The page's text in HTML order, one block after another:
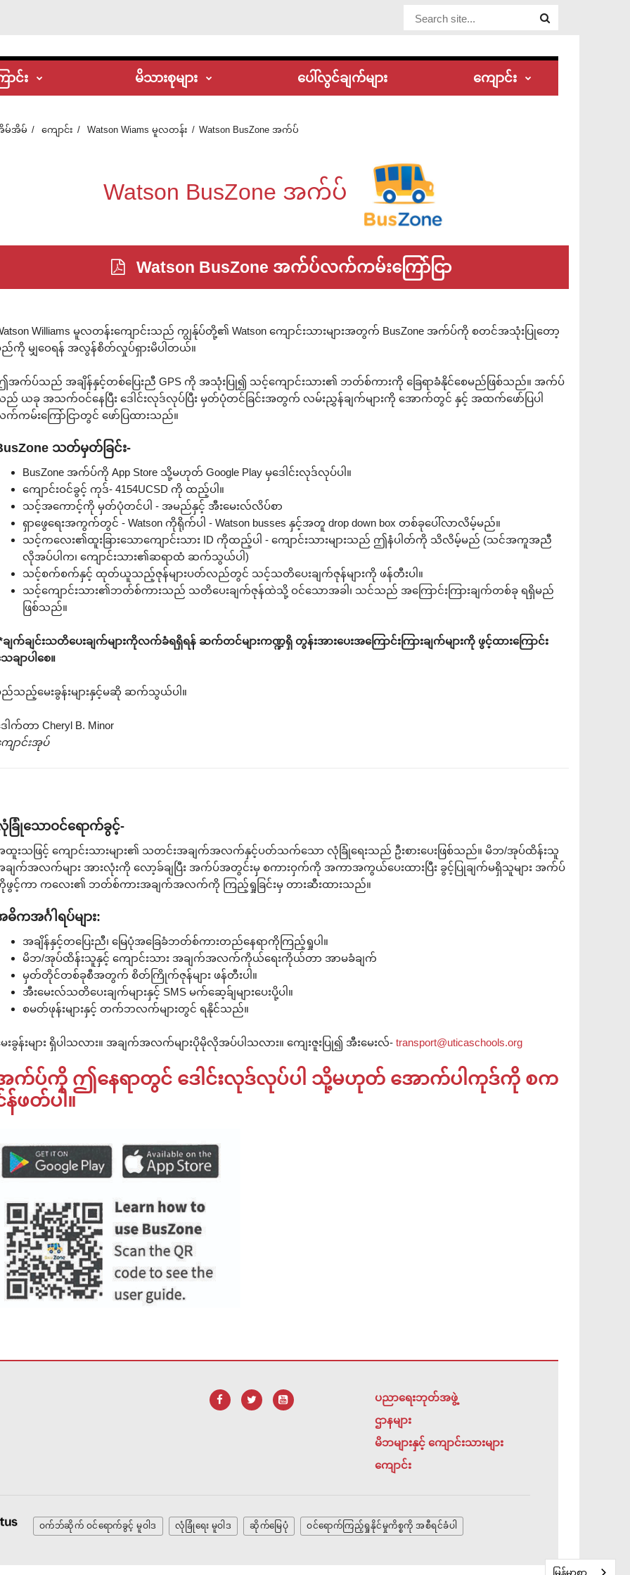
Website
င်း မိသားစုများ ပေါ်လွင်ချက်များ ကျောင်း
မ်အိမ် ကျောင်း Watson Wiams မူလတန်း Watson BusZone အက်ပ်
Watson BusZone အက်ပ်
Watson BusZone အက်ပ်လက်ကမ်းကြော်ငြာ
Williams မူလတန်းကျောင်းသည် ကျွန်ုပ်တို့၏ Watson ကျောင်းသားများအတွက် BusZone အက်ပ်ကို စတင်အသုံးပြုတော့
ကို မျှဝေရန် အလွန်စိတ်လှုပ်ရှားမိပါတယ်။
က်ပ်သည် အချိန်နှင့်တစ်ပြေးညီ GPS ကို အသုံးပြု၍ သင့်ကျောင်းသား၏ ဘတ်စ်ကားကို ခြေရာခံနိုင်စေမည်ဖြစ်သည်။ အက်ပ်
ယခု အသက်ဝင်နေပြီး ဒေါင်းလုဒ်လုပ်ပြီး မှတ်ပုံတင်ခြင်းအတွက် လမ်းညွှန်ချက်များကို အောက်တွင် နှင့် အထက်ဖော်ပြပါ
ကမ်းကြော်ငြာတွင် ဖော်ပြထားသည်။
သတ်မှတ်ခြင်း-
BusZone အက်ပ်ကို App Store သို့မဟုတ် Google Play မှဒေါင်းလုဒ်လုပ်ပါ။
ကျောင်းဝင်ခွင့် ကုဒ်- 4154UCSD ကို ထည့်ပါ။
သင့်အကောင့်ကို မှတ်ပုံတင်ပါ - အမည်နှင့် အီးမေးလ်လိပ်စာ
ရှာဖွေရေးအကွက်တွင် - Watson ကိုရိုက်ပါ - Watson busses နှင့်အတူ drop down box တစ်ခုပေါ်လာလိမ့်မည်။
သင့်ကလေး၏ထူးခြားသောကျောင်းသား ID ကိုထည့်ပါ - ကျောင်းသားများသည် ဤနံပါတ်ကို သိလိမ့်မည် (သင်အကူအညီ
လိုအပ်ပါက၊ ကျောင်းသား၏ဆရာထံ ဆက်သွယ်ပါ)
သင့်စက်စက်နှင့် ထုတ်ယူသည့်ဇုန်များပတ်လည်တွင် သင့်သတိပေးချက်ဇုန်များကို ဖန်တီးပါ။
သင့်ကျောင်းသား၏ဘတ်စ်ကားသည် သတိပေးချက်ဇုန်ထဲသို့ ဝင်သောအခါ၊ သင်သည် အကြောင်းကြားချက်တစ်ခု ရရှိမည်
ဖြစ်သည်။
ချက်ချင်းသတိပေးချက်များကိုလက်ခံရရှိရန် ဆက်တင်များကဏ္ဍရှိ တွန်းအားပေးအကြောင်းကြားချက်များကို ဖွင့်ထားကြောင်း
ချာပါစေ။
သည့်မေးခွန်းများနှင့်မဆို ဆက်သွယ်ပါ။
ါက်တာ Cheryl B. Minor
ောင်းအုပ်
ခြုံသောဝင်ရောက်ခွင့်-
းသဖြင့် ကျောင်းသားများ၏ သတင်းအချက်အလက်နှင့်ပတ်သက်သော လုံခြုံရေးသည် ဦးစားပေးဖြစ်သည်။ မိဘ/အုပ်ထိန်းသူ
ျက်အလက်များ အားလုံးကို လော့ခ်ချပြီး အက်ပ်အတွင်းမှ စကားဝှက်ကို အကာအကွယ်ပေးထားပြီး ခွင့်ပြုချက်မရှိသူများ အက်ပ်
ဖွင့်ကာ ကလေး၏ ဘတ်စ်ကားအချက်အလက်ကို ကြည့်ရှုခြင်းမှ တားဆီးထားသည်။
ကအင်္ဂါရပ်များ:
အချိန်နှင့်တပြေးညီ၊ မြေပုံအခြေခံဘတ်စ်ကားတည်နေရာကိုကြည့်ရှုပါ။
မိဘ/အုပ်ထိန်းသူနှင့် ကျောင်းသား အချက်အလက်ကိုယ်ရေးကိုယ်တာ အာမခံချက်
မှတ်တိုင်တစ်ခုစီအတွက် စိတ်ကြိုက်ဇုန်များ ဖန်တီးပါ။
အီးမေးလ်သတိပေးချက်များနှင့် SMS မက်ဆေ့ခ်ျများပေးပို့ပါ။
စမတ်ဖုန်းများနှင့် တက်ဘလက်များတွင် ရနိုင်သည်။
းခွန်းများ ရှိပါသလား။ အချက်အလက်များပိုမိုလိုအပ်ပါသလား။ ကျေးဇူးပြု၍ အီးမေးလ်- transport@uticaschools.org
က်ပ်ကို ဤနေရာတွင် ဒေါင်းလုဒ်လုပ်ပါ သို့မဟုတ် အောက်ပါကုဒ်ကို စက
န်ဖတ်ပါ။
ပညာရေးဘုတ်အဖွဲ့
ဌာနများ
မိဘများနှင့် ကျောင်းသားများ
ကျောင်း
ဝက်ဘ်ဆိုက် ဝင်ရောက်ခွင့် မူဝါဒ လုံခြုံရေး မူဝါဒ ဆိုက်မြေပုံ ဝင်ရောက်ကြည့်ရှုနိုင်မှုကိစ္စကို အစီရင်ခံပါ
မြန်မာစာ